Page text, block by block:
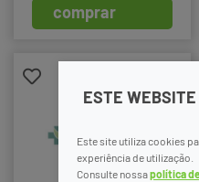
ESTE
Este site utiliza cookies
experiência de utilização.
Consulte nossapolítica
comprar